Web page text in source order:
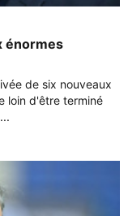
énormes
de six nouveaux
loin d'être terminé